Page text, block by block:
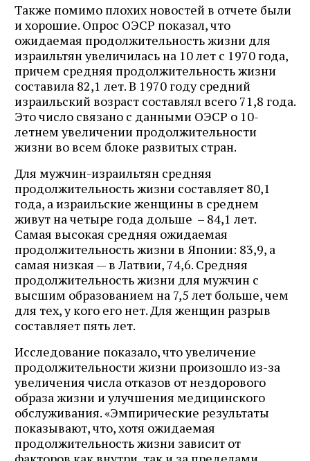
Также помимо плохих новостей в отчете были
и хорошие. Опрос ОЭСР показал, что
ожидаемая продолжительность жизни для
израильтян увеличилась на 10 лет с 1970 года,
причем средняя продолжительность жизни
составила 82,1 лет. В 1970 году средний
израильский возраст составлял всего 71,8 года.
Это число связано с данными ОЭСР о 10-
летнем увеличении продолжительности
жизни во всем блоке развитых стран.
Для мужчин-израильтян средняя
продолжительность жизни составляет 80,1
года, а израильские женщины в среднем
живут на четыре года дольше – 84,1 лет.
Самая высокая средняя ожидаемая
продолжительность жизни в Японии: 83,9, а
самая низкая — в Латвии, 74,6. Средняя
продолжительность жизни для мужчин с
высшим образованием на 7,5 лет больше, чем
для тех, у кого его нет. Для женщин разрыв
составляет пять лет.
Исследование показало, что увеличение
продолжительности жизни произошло из-за
увеличения числа отказов от нездорового
образа жизни и улучшения медицинского
обслуживания. «Эмпирические результаты
показывают, что, хотя ожидаемая
продолжительность жизни зависит от